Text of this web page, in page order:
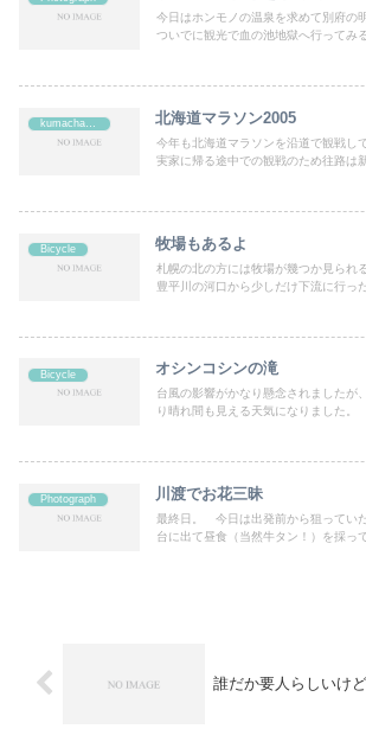
今日はホンモノの温泉を求めて別府の
ついでに観光で血の池地獄へ行ってみ
kumachan's 北海道マラソン2005
今年も北海道マラソンを沿道で観戦
実家に帰る途中での観戦のため往路は
Bicycle 牧場もあるよ
札幌の北の方には牧場が幾つか見られ
豊平川の河口から少しだけ下流に行っ
Bicycle オシンコシンの滝
台風の影響がかなり懸念されましたが
り晴れ間も見える天気になりました
Photograph 川渡でお花三昧
最終日。 今日は出発前から狙ってい
台に出て昼食（当然牛タン！）を採っ
誰だか要人らしいけ